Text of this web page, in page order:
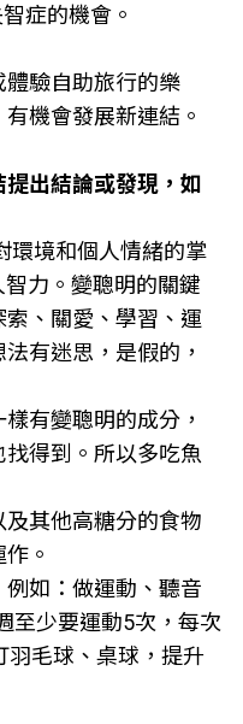
症的機會。
驗自助旅行的樂
機會發展新連結。
提出結論或發現，如
環境和個人情緒的掌
力。變聰明的關鍵
、關愛、學習、運
有迷思，是假的，
有變聰明的成分，
得到。所以多吃魚
其他高糖分的食物
。
如：做運動、聽音
至少要運動5次，每次
羽毛球、桌球，提升